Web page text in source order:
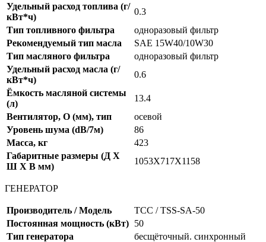
Удельный расход топлива (г/
кВт*ч)
0.3
Тип топливного фильтра
одноразовый фильтр
Рекомендуемый тип масла
SAE 15W40/10W30
Тип масляного фильтра
одноразовый фильтр
Удельный расход масла (г/
кВт*ч)
0.6
Ёмкость масляной системы
(л)
13.4
Вентилятор, O (мм), тип
осевой
Уровень шума (dB/7м)
86
Масса, кг
423
Габаритные размеры (Д X
Ш X В мм)
1053Х717Х1158
ГЕНЕРАТОР
Производитель / Модель
ТСС / TSS-SA-50
Постоянная мощность (кВт) 50
Тип генератора
бесщёточный. синхронный